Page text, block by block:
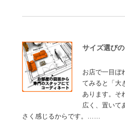
サイズ選び
お店で一目ぼ
てみると「大
あります。そ
広く、置いて
さく感じるからです。……